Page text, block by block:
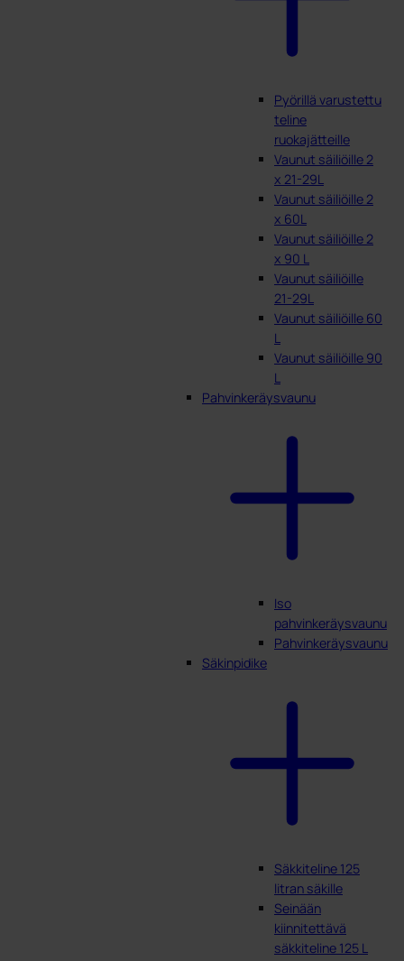
Pyörillä varustettu
teline
ruokajätteille
Vaunut säiliöille 2
x 21-29L
Vaunut säiliöille 2
x 60L
Vaunut säiliöille 2
x 90 L
Vaunut säiliöille
21-29L
Vaunut säiliöille 60
L
Vaunut säiliöille 90
L
Pahvinkeräysvaunu
Iso
pahvinkeräysvaunu
Pahvinkeräysvaunu
Säkinpidike
Säkkiteline 125
litran säkille
Seinään
kiinnitettävä
säkkiteline 125 L